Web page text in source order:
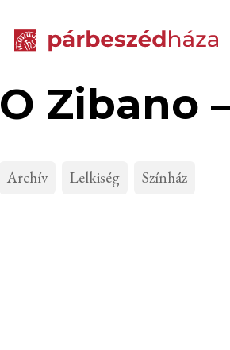
O Zibano
Archív Lelkiség Színház